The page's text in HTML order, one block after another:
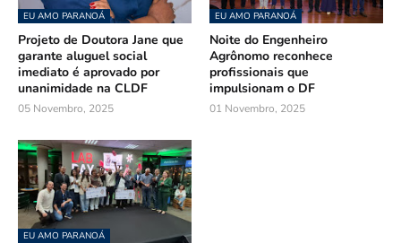
EU AMO PARANOÁ
Projeto de Doutora Jane que
garante aluguel social
imediato é aprovado por
unanimidade na CLDF
05 Novembro, 2025
EU AMO PARANOÁ
Noite do Engenheiro
Agrônomo reconhece
profissionais que
impulsionam o DF
01 Novembro, 2025
EU AMO PARANOÁ